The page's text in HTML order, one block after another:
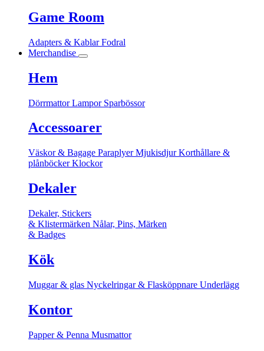
Game Room
Adapters & KablarFodral
Merchandise
Hem
DörrmattorLampor Sparbössor
Accessoarer
Väskor & Bagage ParaplyerMjukisdjurKorthållare &
plånböckerKlockor
Dekaler
Dekaler, Stickers
& Klistermärken Nålar, Pins, Märken
& Badges
Kök
Muggar & glas Nyckelringar & Flasköppnare Underlägg
Kontor
Papper & Penna Musmattor